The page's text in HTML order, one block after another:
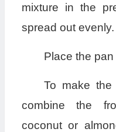
mixture in the
spread out evenly.
Place the
To make the
combine the
coconut or